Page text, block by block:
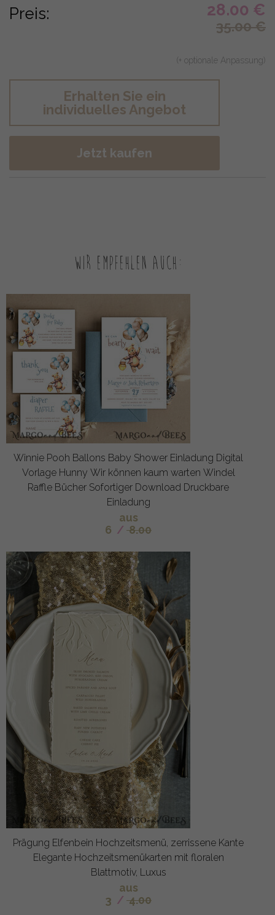
Preis: 28.00 €
35.00€
(+ optionale Anpassung)
Erhalten Sie ein
individuelles Angebot
Jetzt kaufen
Wir empfehlen auch:
Winnie Pooh Ballons Baby Shower Einladung Digital
Vorlage Hunny Wir können kaum warten Windel
Raffle Bücher Sofortiger Download Druckbare
Einladung
aus
6 / 8.00
Prägung Elfenbein Hochzeitsmenü, zerrissene Kante
Elegante Hochzeitsmenükarten mit floralen
Blattmotiv, Luxus
aus
3 / 4.00